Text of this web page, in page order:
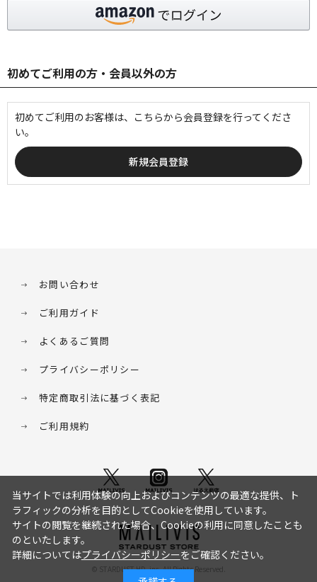
初めてご利用の方・会員以外の方
初めてご利用のお客様は、こちらから会員登録を行ってくださ
い。
お問い合わせ
ご利用ガイド
よくあるご質問
プライバシーポリシー
特定商取引法に基づく表記
ご利用規約
© STARDUST HD. inc. All Rights Reserved.
当サイトでは利用体験の向上およびコンテンツの最適な提供、ト
ラフィックの分析を目的としてCookieを使用しています。
サイトの閲覧を継続された場合、Cookieの利用に同意したことも
のといたします。
詳細についてはプライバシーポリシーをご確認ください。